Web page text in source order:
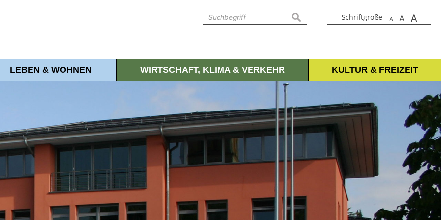
Schriftgröße A A A
suchen
LEBEN & WOHNEN WIRTSCHAFT, KLIMA & VERKEHR KULTUR & FREIZEIT